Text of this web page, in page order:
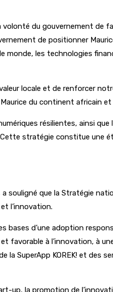
du gouvernement de
de positionner
monde, les technologies
locale et de renforcer
du continent africain
résilientes, ainsi
stratégie constitue une
souligné que la Stratégie
l’innovation.
d’une adoption
favorable à l’innovation, à
SuperApp KOREK! et des
up, la promotion de